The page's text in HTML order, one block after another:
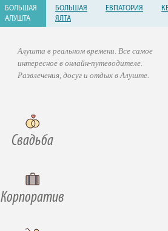
БОЛЬШАЯ
АЛУШТА
БОЛЬШАЯ
ЯЛТА
ЕВПАТОРИЯ
Свадьба
Корпоратив
Алушта в реальном времени. Все самое
интересное в онлайн-путеводителе.
Развлечения, досуг и отдых в Алуште.